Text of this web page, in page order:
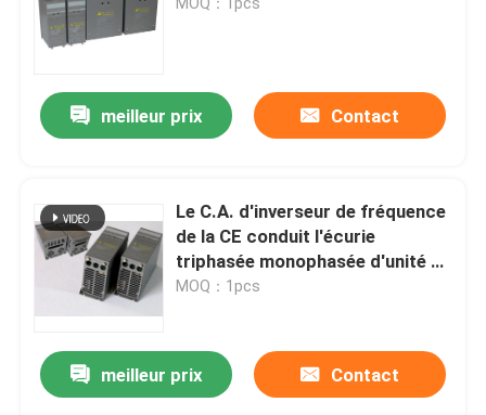
meilleur prix Contact
Le C.A. d'inverseur de fréquence
de la CE conduit l'écurie
triphasée monophasée d'unité de
frein
MOQ：1pcs
meilleur prix Contact